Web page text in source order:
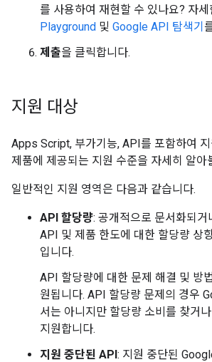
를 사용하여 재현할 수 있나요? 자세
Playground 및 Google API 탐색기
제출을 클릭합니다.
지원 대상
Apps Script, 부가기능, API를 포함하여
제품에 제공되는 지원 수준을 자세히 알아
일반적인 지원 영역은 다음과 같습니다.
API 할당량: 공개적으로 문서화되거
API 및 제품 한도에 대한 할당량 상
입니다.
API 할당량에 대한 문제 해결 및 방
원됩니다. API 할당량 문제의 경우
서는 아니지만 할당량 소비를 찾거
지원합니다.
지원 중단된 API: 지원 중단된